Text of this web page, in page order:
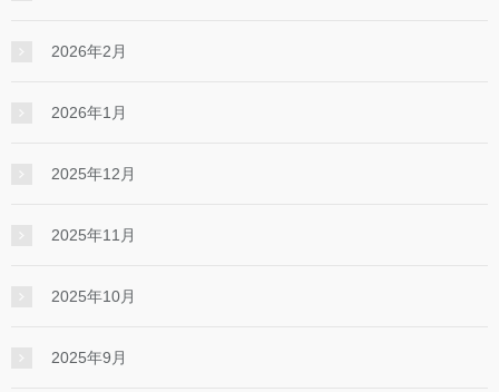
2026年2月
2026年1月
2025年12月
2025年11月
2025年10月
2025年9月